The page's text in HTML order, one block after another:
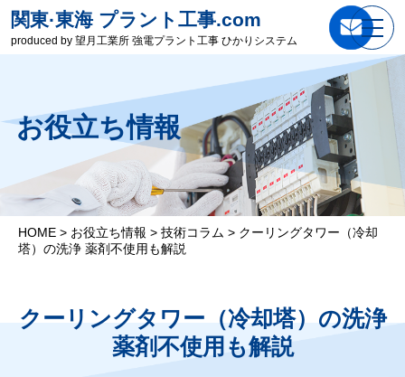
関東·東海 プラント工事.com
produced by 望月工業所 強電プラント工事 ひかりシステム
お役立ち情報
HOME > お役立ち情報 > 技術コラム > クーリングタワー（冷却
塔）の洗浄 薬剤不使用も解説
クーリングタワー（冷却塔）の洗浄
薬剤不使用も解説